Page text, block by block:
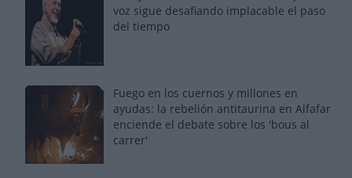
voz sigue desafiando implacable el paso
del tiempo
Fuego en los cuernos y millones en
ayudas: la rebelión antitaurina en Alfafar
enciende el debate sobre los 'bous al
carrer'